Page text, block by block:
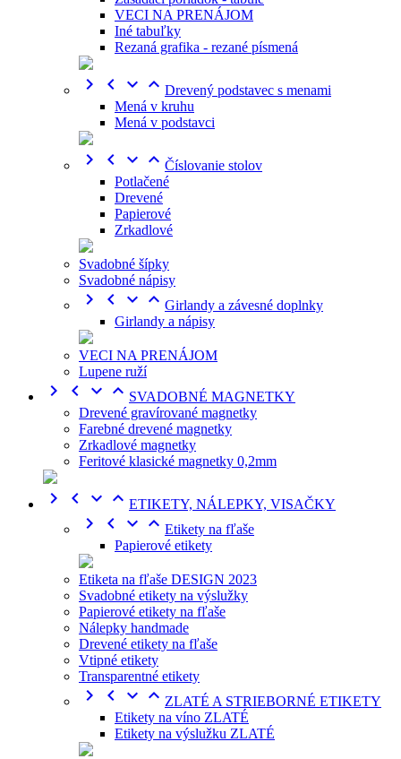
VECI NA PRENÁJOM
Iné tabuľky
Rezaná grafika - rezané písmená
    Drevený podstavec s menami
Mená v kruhu
Mená v podstavci
    Číslovanie stolov
Potlačené
Drevené
Papierové
Zrkadlové
Svadobné šípky
Svadobné nápisy
    Girlandy a závesné doplnky
Girlandy a nápisy
VECI NA PRENÁJOM
Lupene ruží
    SVADOBNÉ MAGNETKY
Drevené gravírované magnetky
Farebné drevené magnetky
Zrkadlové magnetky
Feritové klasické magnetky 0,2mm
    ETIKETY, NÁLEPKY, VISAČKY
    Etikety na fľaše
Papierové etikety
Etiketa na fľaše DESIGN 2023
Svadobné etikety na výslužky
Papierové etikety na fľaše
Nálepky handmade
Drevené etikety na fľaše
Vtipné etikety
Transparentné etikety
    ZLATÉ A STRIEBORNÉ ETIKETY
Etikety na víno ZLATÉ
Etikety na výslužku ZLATÉ